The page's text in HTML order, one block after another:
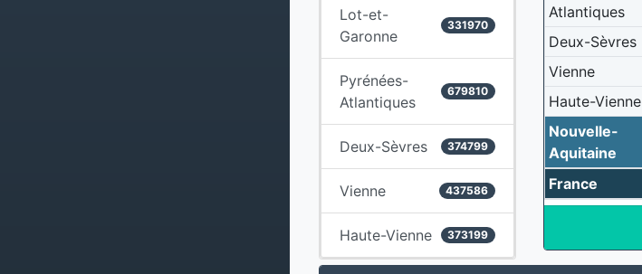
Lot-et-
Garonne
331970
Pyrénées-
Atlantiques
679810
Deux-Sèvres 374799
Vienne 437586
Haute-Vienne 373199
Atlantiques
Deux-Sèvres
Vienne
Haute-Vienne
Nouvelle-
Aquitaine
France